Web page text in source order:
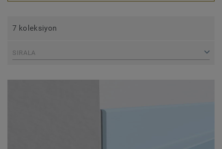
7 koleksiyon
SIRALA